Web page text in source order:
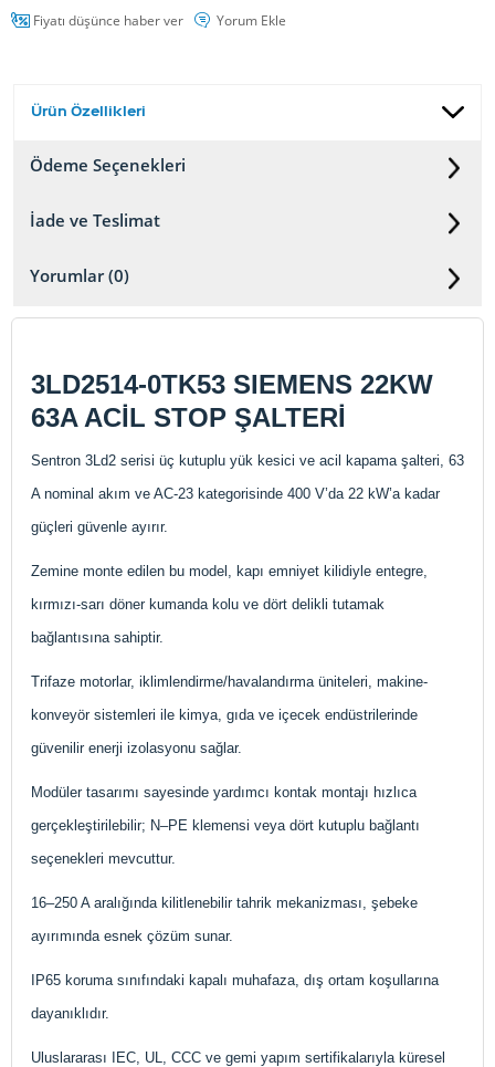
Fiyatı düşünce haber ver Yorum Ekle
Ürün Özellikleri
Ödeme Seçenekleri
İade ve Teslimat
Yorumlar (0)
3LD2514-0TK53 SIEMENS 22KW
63A ACİL STOP ŞALTERİ
Sentron 3Ld2 serisi üç kutuplu yük kesici ve acil kapama şalteri, 63
A nominal akım ve AC-23 kategorisinde 400 V’da 22 kW’a kadar
güçleri güvenle ayırır.
Zemine monte edilen bu model, kapı emniyet kilidiyle entegre,
kırmızı-sarı döner kumanda kolu ve dört delikli tutamak
bağlantısına sahiptir.
Trifaze motorlar, iklimlendirme/havalandırma üniteleri, makine-
konveyör sistemleri ile kimya, gıda ve içecek endüstrilerinde
güvenilir enerji izolasyonu sağlar.
Modüler tasarımı sayesinde yardımcı kontak montajı hızlıca
gerçekleştirilebilir; N–PE klemensi veya dört kutuplu bağlantı
seçenekleri mevcuttur.
16–250 A aralığında kilitlenebilir tahrik mekanizması, şebeke
ayırımında esnek çözüm sunar.
IP65 koruma sınıfındaki kapalı muhafaza, dış ortam koşullarına
dayanıklıdır.
Uluslararası IEC, UL, CCC ve gemi yapım sertifikalarıyla küresel